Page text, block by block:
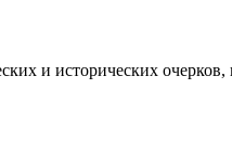
и исторических